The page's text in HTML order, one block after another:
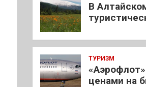
В
ТУРИЗМ
ценами на